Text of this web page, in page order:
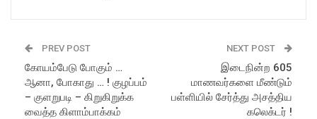
PREV POST
கோயம்பேடு போகும் …
ஆனா, போகாது … ! குழப்பம்
– குளறுபடி – கிறுகிறுக்க
வைத்த கிளாம்பாக்கம்
NEXT POST
இடைநின்ற 605
மாணவர்களை மீண்டும்
பள்ளியில் சேர்த்து அசத்திய
கலெக்டர் !